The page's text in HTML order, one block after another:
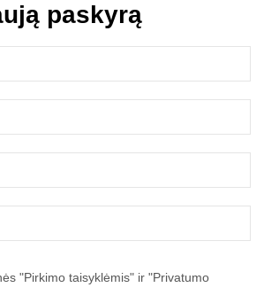
paskyrą
"Pirkimo taisyklėmis" ir "Privatumo